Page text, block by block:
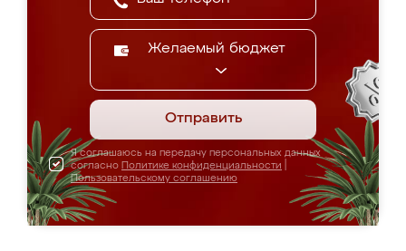
Желаемый бюджет
Отправить
Я соглашаюсь на передачу персональных данных
согласно Политике конфиденциальности
Пользовательскому соглашению